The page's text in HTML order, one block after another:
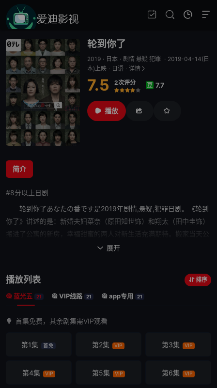
轮到你了
2019 · 日本 · 剧情 悬疑 犯罪 · 2019-04-14(日
本)上映 · 日语 · 详情
7.5 2次评分
很差
较差
还行推荐力荐
豆 7.7
播放
简介
#8分以上日剧
轮到你了あなたの番です是2019年剧情,悬疑,犯罪日剧。《轮到
你了》讲述的是：新婚夫妇菜奈（原田知世饰）和翔太（田中圭饰）
搬进了公寓的新房， 幸福甜蜜的两人对新生活充满期待。搬家当天公
寓要开居民会，菜奈猜拳输给了翔太，便独自前去参加。
野七濑饰）等共十三人参加了居民会。闲聊时，床岛一句“谁都有想
杀某个人的瞬间”让众人虽有些犹豫但还是纷纷谈论起恨不得他死的
床岛向众人提议，每
余的投票纸上写下了那个人的名字，随后还抽了签。
陷其中的恐怖杀人游戏的序幕……！
 展开
播放列表 排序
蓝光五 21 VIP线路 21 app专用 21
首集免费，其余剧集需VIP观看
第1集 首免 第2集 VIP 第3集 VIP
第4集 VIP 第5集 VIP 第6集 VIP